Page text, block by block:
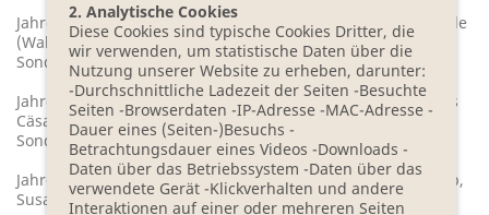
Jahrgang 2016/ 2017 – Eleonora Hummel, Frank Schulz, Walle
(Walter-Hermann) Sayer, Stefanie de Velasco.
Sonderstipendium: Monika Rinck
Jahrgang 2015/ 2016 – Lucy Fricke, Michael Proehl, Dr. Klaus
Cäsar Zehrer, Christiane Neudecker und das
Sonderstipendium für Dorit Linke
Jahrgang 2014/ 2015 – Nadja Klinger, Hansjörg Schertenleib,
Susanne Stephan und Jan Brandt.
2. Analytische Cookies
Diese Cookies sind typische Cookies Dritter, die
wir verwenden, um statistische Daten über die
Nutzung unserer Website zu erheben, darunter:
-Durchschnittliche Ladezeit der Seiten -Besuchte
Seiten -Browserdaten -IP-Adresse -MAC-Adresse -
Dauer eines (Seiten-)Besuchs -
Betrachtungsdauer eines Videos -Downloads -
Daten über das Betriebssystem -Daten über das
verwendete Gerät -Klickverhalten und andere
Interaktionen auf einer oder mehreren Seiten